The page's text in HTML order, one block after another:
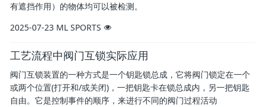
有遮挡作用）的物体均可以被检测。
2025-07-23 ML SPORTS
工艺流程中阀门互锁实际应用
阀门互锁装置的一种方式是一个钥匙锁总成，它将阀门锁定在一个
或两个位置(打开和/或关闭)，一把钥匙卡在锁总成内，另一把钥匙
自由。它是控制事件的顺序，来进行不同的阀门过程活动